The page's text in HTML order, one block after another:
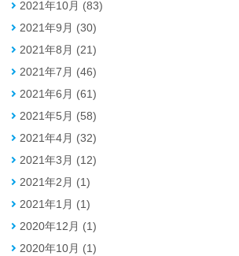
2021年10月 (83)
2021年9月 (30)
2021年8月 (21)
2021年7月 (46)
2021年6月 (61)
2021年5月 (58)
2021年4月 (32)
2021年3月 (12)
2021年2月 (1)
2021年1月 (1)
2020年12月 (1)
2020年10月 (1)